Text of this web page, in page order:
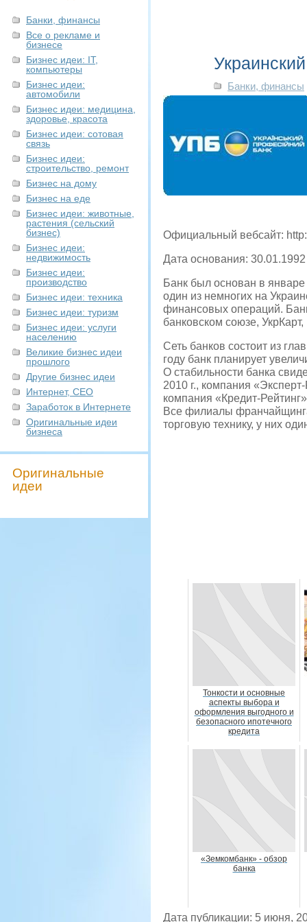
Банки, финансы
Все о рекламе и
бизнесе
Бизнес идеи: IT,
компьютеры
Бизнес идеи:
автомобили
Бизнес идеи: медицина,
здоровье, красота
Бизнес идеи: сотовая
связь
Бизнес идеи:
строительство, ремонт
Бизнес на дому
Бизнес на еде
Бизнес идеи: животные,
растения (сельский
бизнес)
Бизнес идеи:
недвижимость
Бизнес идеи:
производство
Бизнес идеи: техника
Бизнес идеи: туризм
Бизнес идеи: услуги
населению
Великие бизнес идеи
прошлого
Другие бизнес идеи
Интернет, СЕО
Заработок в Интернете
Оригинальные идеи
бизнеса
Оригинальные
идеи
Банки, финансы
Официальный вебсайт:
Дата основания: 30.01.1992
Банк был основан в
один из немногих на
финансовых операций. Банк
банковском союзе,
Сеть банков состоит из
году банк планирует
О стабильности банка
2010 г., компания
компания «Кредит-
Все филиалы
торговую технику, у них
Тонкости и основные
аспекты выбора и
оформления выгодного и
безопасного ипотечного
кредита
«Земкомбанк» - обзор
банка
Дата публикации: 5 июня,